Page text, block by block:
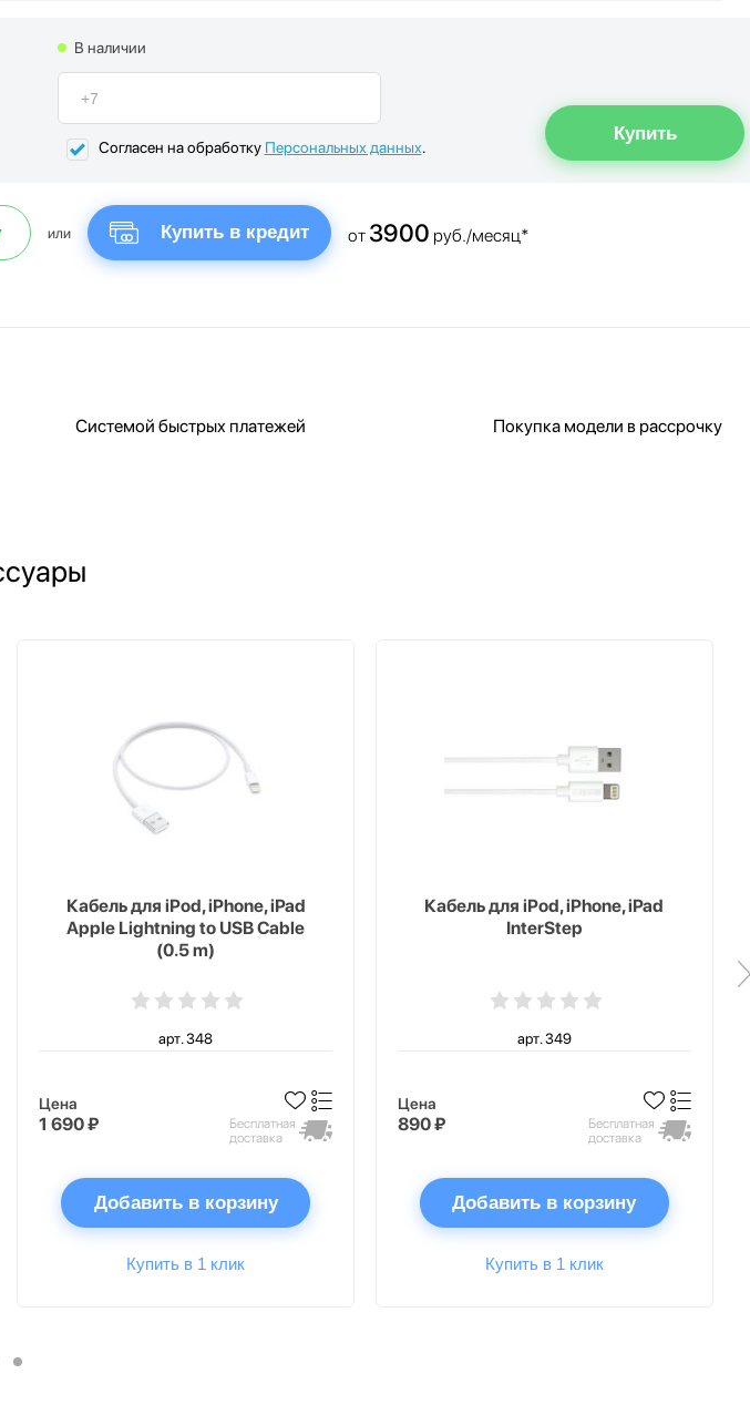
В наличии
Согласен на обработку Персональных данных.
или Купить в кредит от 3900 руб./месяц*
Системой быстрых платежей Покупка модели в рассрочку
Кабель для iPod, iPhone, iPad
Apple Lightning to USB Cable
(0.5 m)
арт. 348
Цена
1 690 ₽
Бесплатная
доставка
Добавить в корзину
Купить в 1 клик
Кабель для iPod, iPhone, iPad
InterStep
арт. 349
Цена
890 ₽
Бесплатная
доставка
Добавить в корзину
Купить в 1 клик